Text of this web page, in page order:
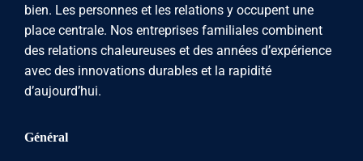
bien. Les personnes et les relations y occupent une
place centrale. Nos entreprises familiales combinent
des relations chaleureuses et des années d’expérience
avec des innovations durables et la rapidité
d’aujourd’hui.
Général